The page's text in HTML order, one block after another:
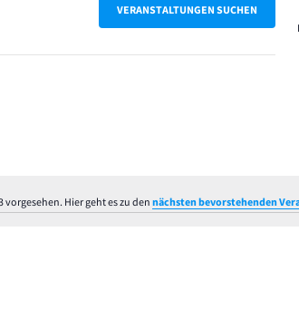
Hinweis
Hier geht es zu den nächsten bevorstehenden
VERANSTALTUNGEN SUCHEN